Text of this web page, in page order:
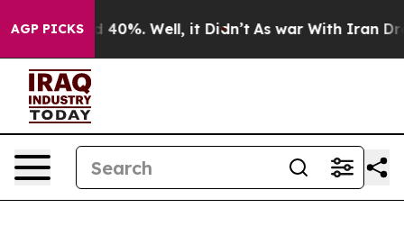
AGP PICKS
Around 40%. Well, it Didn’t As war With Iran Drove